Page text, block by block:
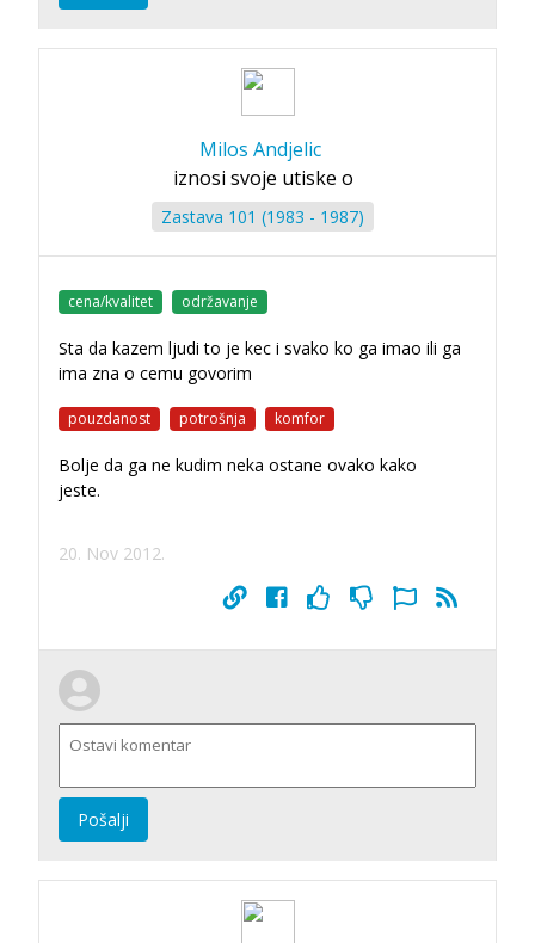
Milos Andjelic
iznosi svoje utiske o
Zastava 101 (1983 - 1987)
cena/kvalitet održavanje
Sta da kazem ljudi to je kec i svako ko ga imao ili ga
ima zna o cemu govorim
pouzdanost potrošnja komfor
Bolje da ga ne kudim neka ostane ovako kako
jeste.
20. Nov 2012.
Pošalji